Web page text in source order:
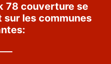
78 couverture se
les communes